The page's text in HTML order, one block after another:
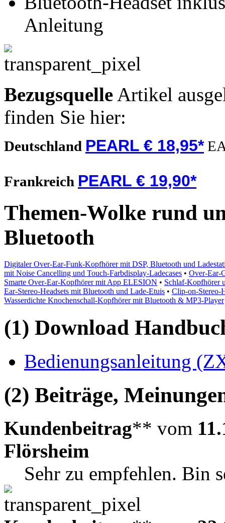
Anleitung
Bezugsquelle Artikel
finden Sie hier:
Deutschland PEARL € 18,95*
Frankreich PEARL € 19,90*
Themen-Wolke rund
Bluetooth
Digitaler Over-Ear-Funk-Kopfhörer mit DSP, Bluetooth und
mit Noise Cancelling und Touch-Farbdisplay-Ladecases • Over-Ear-
Smarte Over-Ear-Kopfhörer mit App ELESION • Schlaf-Kopfhörer
Ear-Stereo-Headsets mit Bluetooth und Lade-Etuis • Clip-on-Stereo-
Wasserdichte Knochenschall-Kopfhörer mit Bluetooth & MP3-Player
(1) Download
Bedienungsanleitung
(2) Beiträge,
Kundenbeitrag** vom
Flörsheim
Sehr zu empfehlen. Bin